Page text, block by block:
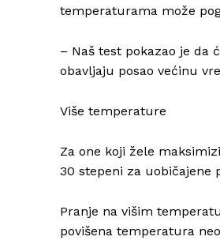
temperaturama može
– Naš test pokazao je da
obavljaju posao većinu
Više temperature
Za one koji žele
30 stepeni za uobičajene
Pranje na višim
povišena temperatura